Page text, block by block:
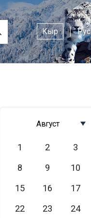
Кыр Рус
Август
Март
Апрель
Июнь
1 2 3
8
9 10
15
16 17
22
23 24